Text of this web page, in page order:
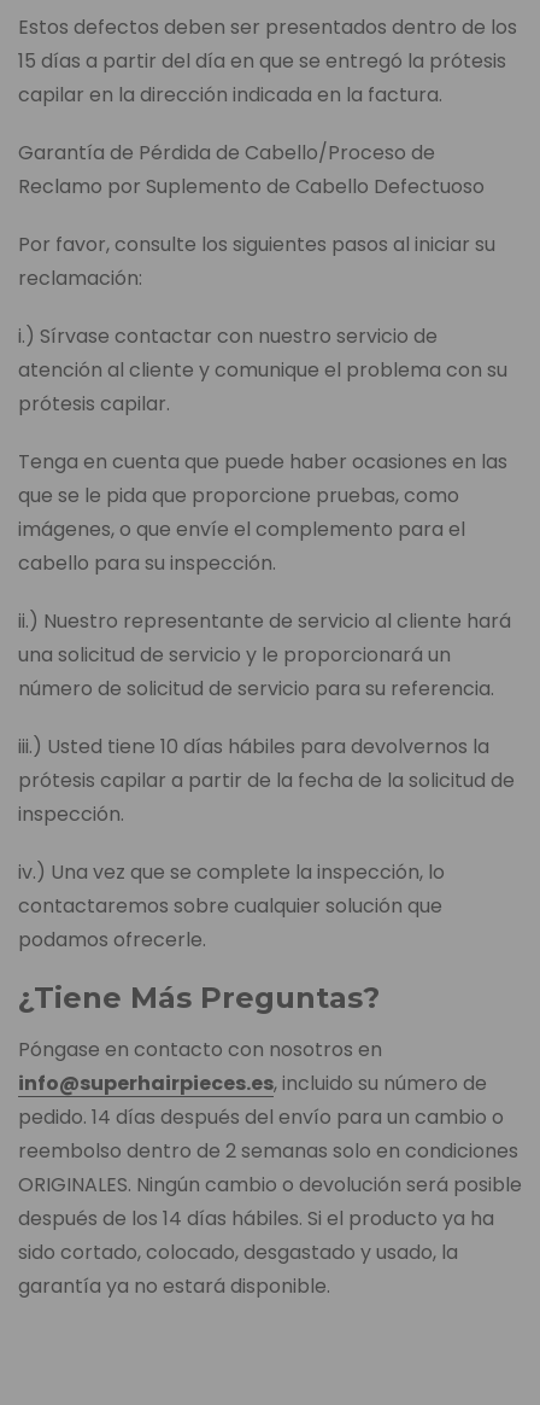
Estos defectos deben ser presentados dentro de los
15 días a partir del día en que se entregó la prótesis
capilar en la dirección indicada en la factura.
Garantía de Pérdida de Cabello/Proceso de
Reclamo por Suplemento de Cabello Defectuoso
Por favor, consulte los siguientes pasos al iniciar su
reclamación:
i.) Sírvase contactar con nuestro servicio de
atención al cliente y comunique el problema con su
prótesis capilar.
Tenga en cuenta que puede haber ocasiones en las
que se le pida que proporcione pruebas, como
imágenes, o que envíe el complemento para el
cabello para su inspección.
ii.) Nuestro representante de servicio al cliente hará
una solicitud de servicio y le proporcionará un
número de solicitud de servicio para su referencia.
iii.) Usted tiene 10 días hábiles para devolvernos la
prótesis capilar a partir de la fecha de la solicitud de
inspección.
iv.) Una vez que se complete la inspección, lo
contactaremos sobre cualquier solución que
podamos ofrecerle.
¿Tiene Más Preguntas?
Póngase en contacto con nosotros en
info@superhairpieces.es, incluido su número de
pedido. 14 días después del envío para un cambio o
reembolso dentro de 2 semanas solo en condiciones
ORIGINALES. Ningún cambio o devolución será posible
después de los 14 días hábiles. Si el producto ya ha
sido cortado, colocado, desgastado y usado, la
garantía ya no estará disponible.